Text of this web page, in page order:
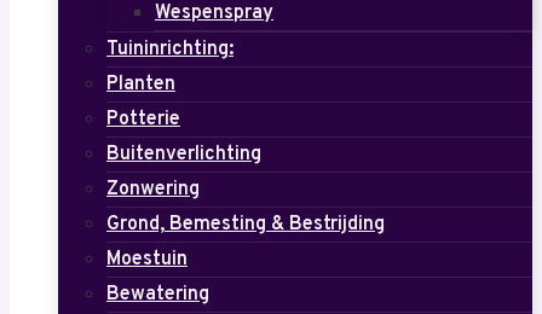
Wespenspray
Tuininrichting:
Planten
Potterie
Buitenverlichting
Zonwering
Grond, Bemesting & Bestrijding
Moestuin
Bewatering